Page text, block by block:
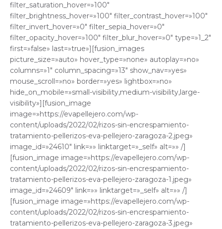
filter_saturation_hover=»100″
filter_brightness_hover=»100″ filter_contrast_hover=»100″
filter_invert_hover=»0″ filter_sepia_hover=»0″
filter_opacity_hover=»100″ filter_blur_hover=»0″ type=»1_2″
first=»false» last=»true»][fusion_images
picture_size=»auto» hover_type=»none» autoplay=»no»
columns=»1″ column_spacing=»13″ show_nav=»yes»
mouse_scroll=»no» border=»yes» lightbox=»no»
hide_on_mobile=»small-visibility,medium-visibility,large-
visibility»][fusion_image
image=»https://evapellejero.com/wp-
content/uploads/2022/02/rizos-sin-encrespamiento-
tratamiento-pellerizos-eva-pellejero-zaragoza-2.jpeg»
image_id=»24610″ link=»» linktarget=»_self» alt=»» /]
[fusion_image image=»https://evapellejero.com/wp-
content/uploads/2022/02/rizos-sin-encrespamiento-
tratamiento-pellerizos-eva-pellejero-zaragoza-1.jpeg»
image_id=»24609″ link=»» linktarget=»_self» alt=»» /]
[fusion_image image=»https://evapellejero.com/wp-
content/uploads/2022/02/rizos-sin-encrespamiento-
tratamiento-pellerizos-eva-pellejero-zaragoza-3.jpeg»